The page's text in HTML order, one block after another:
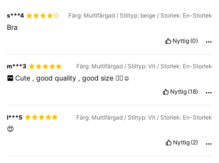
s***4 Färg: Multifärgad / Stiltyp: beige / Storlek: En-Storlek
Bra
Nyttig (0)
m***3 Färg: Multifärgad / Stiltyp: Vit / Storlek: En-Storlek
Cute , good quality , good size 👌🏼☺️
Nyttig (18)
l***5 Färg: Multifärgad / Stiltyp: Vit / Storlek: En-Storlek
😍
Nyttig (2)